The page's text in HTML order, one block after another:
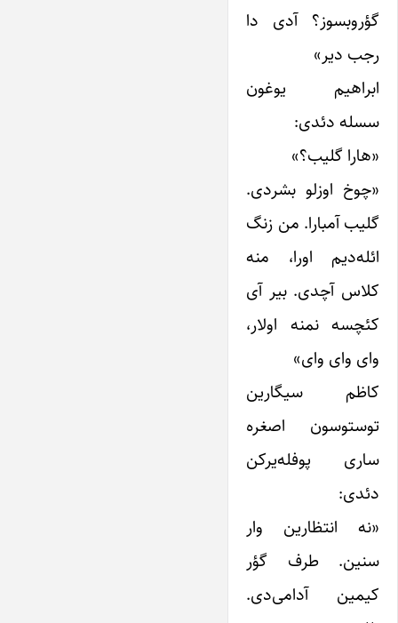
گؤروبسوز؟ آدی دا
رجب دیر»
ابراهیم یوغون
سسله دئدی:
«هارا گلیب؟»
«چوخ اوزلو بشردی.
گلیب آمبارا. من زنگ
ائله‌دیم اورا، منه
کلاس آچدی. بیر آی
کئچسه نمنه اولار،
وای وای وای»
کاظم سیگارین
توستوسون اصغره
ساری پوفله‌یرکن
دئدی:
«نه انتظارین وار
سنین. طرف گؤر
کیمین آدامی‌دی.